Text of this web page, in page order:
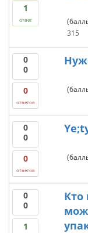
1
ответ
315
0
0
0
ответов
0
0
0
ответов
0
0
1
Кто